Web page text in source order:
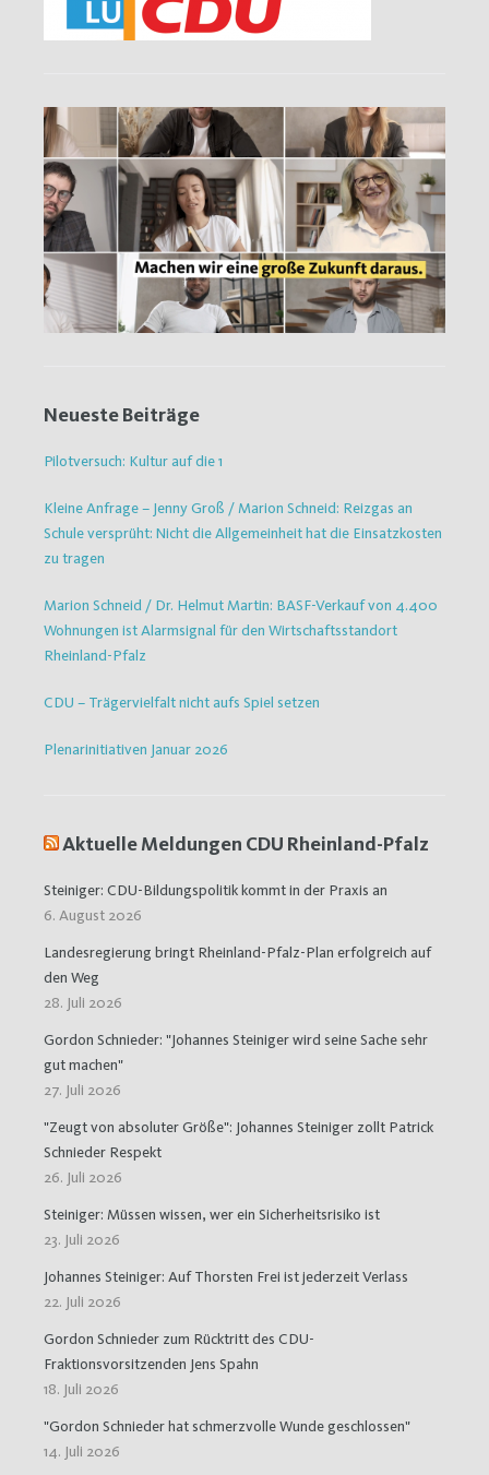
Neueste Beiträge
Pilotversuch: Kultur auf die 1
Kleine Anfrage – Jenny Groß / Marion Schneid: Reizgas an
Schule versprüht: Nicht die Allgemeinheit hat die Einsatzkosten
zu tragen
Marion Schneid / Dr. Helmut Martin: BASF-Verkauf von 4.400
Wohnungen ist Alarmsignal für den Wirtschaftsstandort
Rheinland-Pfalz
CDU – Trägervielfalt nicht aufs Spiel setzen
Plenarinitiativen Januar 2026
Aktuelle Meldungen CDU Rheinland-Pfalz
Steiniger: CDU-Bildungspolitik kommt in der Praxis an
6. August 2026
Landesregierung bringt Rheinland-Pfalz-Plan erfolgreich auf
den Weg
28. Juli 2026
Gordon Schnieder: "Johannes Steiniger wird seine Sache sehr
gut machen"
27. Juli 2026
"Zeugt von absoluter Größe": Johannes Steiniger zollt Patrick
Schnieder Respekt
26. Juli 2026
Steiniger: Müssen wissen, wer ein Sicherheitsrisiko ist
23. Juli 2026
Johannes Steiniger: Auf Thorsten Frei ist jederzeit Verlass
22. Juli 2026
Gordon Schnieder zum Rücktritt des CDU-
Fraktionsvorsitzenden Jens Spahn
18. Juli 2026
"Gordon Schnieder hat schmerzvolle Wunde geschlossen"
14. Juli 2026